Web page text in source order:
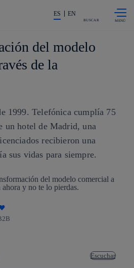
La acción en accionistas e
ES EN
BUSCAR
del modelo
de la
1999. Telefónica cumplía 75
un hotel de Madrid, una
recibieron una
sus vidas para siempre.
Escuchar